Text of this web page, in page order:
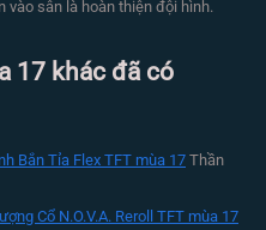
vào sân là hoàn thiện đội hình.
17 khác đã có
Bắn Tỉa Flex TFT mùa 17 Thần
Cổ N.O.V.A. Reroll TFT mùa 17